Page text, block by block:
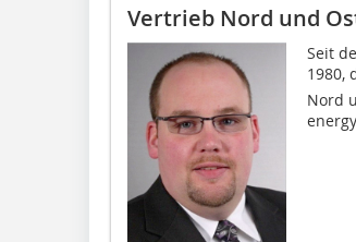
Vertrieb Nord und
Seit
1980,
Nord